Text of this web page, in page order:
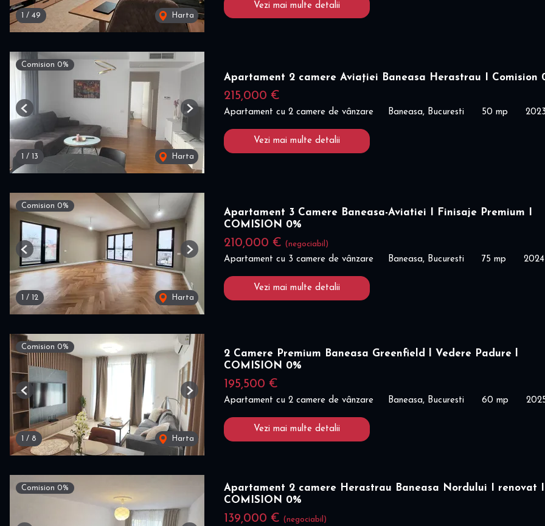
1 / 49 Harta
Vezi mai multe detalii
Comision 0%
1 / 13 Harta
Previous Next
Apartament 2 camere Aviației Baneasa Herastrau I Comision
215,000 €
Apartament cu 2 camere de vânzare Baneasa, Bucuresti 50 mp
Vezi mai multe detalii
Comision 0%
1 / 12 Harta
Previous Next
Apartament 3 Camere Baneasa-Aviatiei I Finisaje Premium I
COMISION 0%
210,000 € (negociabil)
Apartament cu 3 camere de vânzare Baneasa, Bucuresti 75 mp 2024
Vezi mai multe detalii
Comision 0%
1 / 8 Harta
Previous Next
2 Camere Premium Baneasa Greenfield l Vedere Padure l
COMISION 0%
195,500 €
Apartament cu 2 camere de vânzare Baneasa, Bucuresti 60 mp
Vezi mai multe detalii
Comision 0%
Apartament 2 camere Herastrau Baneasa Nordului I renovat I
COMISION 0%
139,000 € (negociabil)